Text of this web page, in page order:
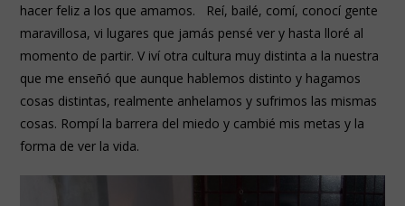
hacer feliz a los que amamos. Reí, bailé, comí, conocí gente
maravillosa, vi lugares que jamás pensé ver y hasta lloré al
momento de partir. V iví otra cultura muy distinta a la nuestra
que me enseñó que aunque hablemos distinto y hagamos
cosas distintas, realmente anhelamos y sufrimos las mismas
cosas. Rompí la barrera del miedo y cambié mis metas y la
forma de ver la vida.